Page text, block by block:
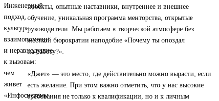
проекты, опытные наставники, внутреннее и внешнее
обучение, уникальная программа менторства, открытые
руководители. Мы работаем в творческой атмосфере без
жесткой бюрократии наподобие «Почему ты опоздал
на работу?».
«Джет» — это место, где действительно можно вырасти, если
есть желание. При этом важно отметить, что у нас высокие
требования не только к квалификации, но и к личным